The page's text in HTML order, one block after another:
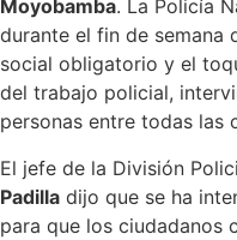
Moyobamba. La Policía
durante el fin de semana
social obligatorio y el
del trabajo policial,
personas entre todas las
El jefe de la División
Padilla dijo que se ha
para que los ciudadanos